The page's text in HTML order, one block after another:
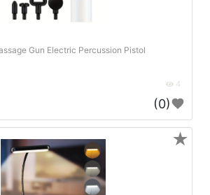
Gun Electric Percussion Pistol
4
(0)
★